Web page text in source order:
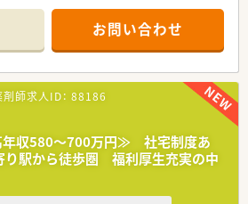
護・福祉をつなぐ「架け橋」となることを理
でなく介護事業にも注力した運営を行ってい
に合わせたオーダーメイドのキャリアプラ
らベテランまで責任ある仕事を任せる社風が
実施しています。
上と非常に多く土曜日・日曜日・祝日が固
す。
名事務2名が在籍しており常時3名体制で業
。
得率は100%であり育児休業からの復帰率
ります。
ポーツジムやスパを無料で利用できリフレ
です。
進めており自社開発のAIアプリなどの最新
お問い合わせ
師求人ID： 88186
年収580～700万円≫ 社宅制度あ
駅から徒歩圏 福利厚生充実の中